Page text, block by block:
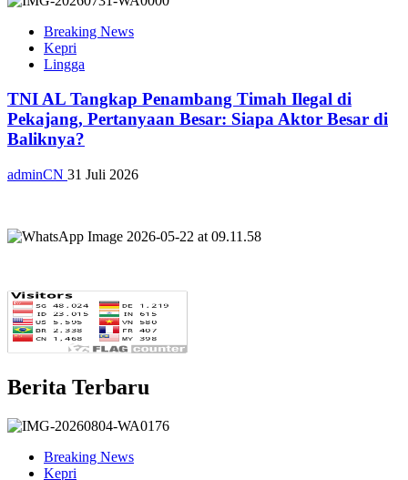
Breaking News
Kepri
Lingga
TNI AL Tangkap Penambang Timah Ilegal di
Pekajang, Pertanyaan Besar: Siapa Aktor Besar di
Baliknya?
adminCN 31 Juli 2026
Berita Terbaru
Breaking News
Kepri